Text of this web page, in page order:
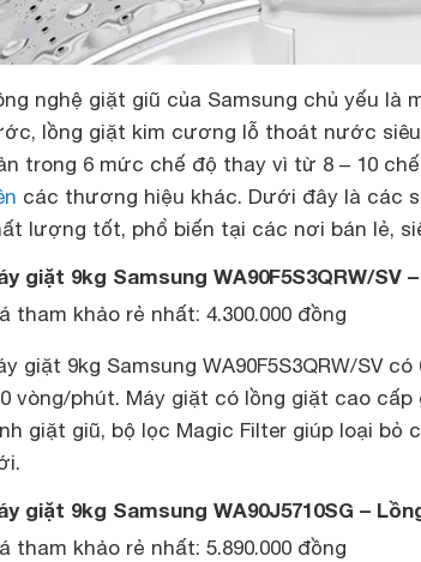
nghệ giặt giũ của Samsung chủ yếu là
lồng giặt kim cương lỗ thoát nước
trong 6 mức chế độ thay vì từ 8 – 10
các thương hiệu khác. Dưới đây là các
lượng tốt, phổ biến tại các nơi bán lẻ,
giặt 9kg Samsung WA90F5S3QRW/SV
tham khảo rẻ nhất: 4.300.000 đồng
giặt 9kg Samsung WA90F5S3QRW/SVcó
vòng/phút. Máy giặt có lồng giặt cao
giặt giũ, bộ lọc Magic Filter giúp loại bỏ
giặt 9kg Samsung WA90J5710SG –
tham khảo rẻ nhất: 5.890.000 đồng